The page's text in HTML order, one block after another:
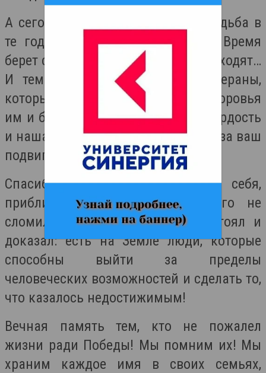
А сегодня всё меньше тех, кого судьба в
те годы уберегла на передовой. Время
берет своё – самые стойкие тоже уходят…
И тем более до́роги нам те ветераны,
которые по-прежнему в строю – здоровья
им и бодрости духа! Вы – наша гордость
и наша слава! Низкий поклон вам за ваш
подвиг!
Спасибо тем, кто, не жалея себя,
приближал Победу в тылу. Кого не
сломили тяготы войны. Кто выстоял и
доказал: есть на Земле люди, которые
способны выйти за пределы
человеческих возможностей и сделать то,
что казалось недостижимым!
Вечная память тем, кто не пожалел
жизни ради Победы! Мы помним их! Мы
храним каждое имя в своих семьях,